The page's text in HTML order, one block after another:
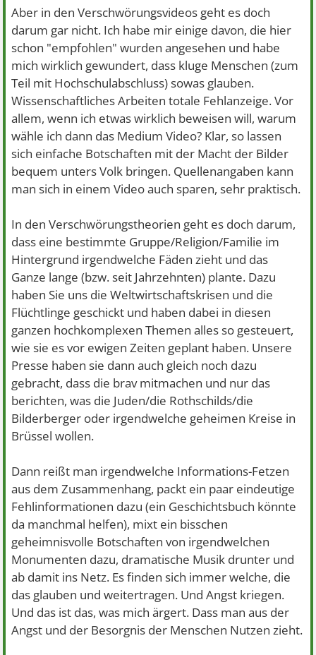
Aber in den Verschwörungsvideos geht es doch
darum gar nicht. Ich habe mir einige davon, die hier
schon "empfohlen" wurden angesehen und habe
mich wirklich gewundert, dass kluge Menschen (zum
Teil mit Hochschulabschluss) sowas glauben.
Wissenschaftliches Arbeiten totale Fehlanzeige. Vor
allem, wenn ich etwas wirklich beweisen will, warum
wähle ich dann das Medium Video? Klar, so lassen
sich einfache Botschaften mit der Macht der Bilder
bequem unters Volk bringen. Quellenangaben kann
man sich in einem Video auch sparen, sehr praktisch.
In den Verschwörungstheorien geht es doch darum,
dass eine bestimmte Gruppe/Religion/Familie im
Hintergrund irgendwelche Fäden zieht und das
Ganze lange (bzw. seit Jahrzehnten) plante. Dazu
haben Sie uns die Weltwirtschaftskrisen und die
Flüchtlinge geschickt und haben dabei in diesen
ganzen hochkomplexen Themen alles so gesteuert,
wie sie es vor ewigen Zeiten geplant haben. Unsere
Presse haben sie dann auch gleich noch dazu
gebracht, dass die brav mitmachen und nur das
berichten, was die Juden/die Rothschilds/die
Bilderberger oder irgendwelche geheimen Kreise in
Brüssel wollen.
Dann reißt man irgendwelche Informations-Fetzen
aus dem Zusammenhang, packt ein paar eindeutige
Fehlinformationen dazu (ein Geschichtsbuch könnte
da manchmal helfen), mixt ein bisschen
geheimnisvolle Botschaften von irgendwelchen
Monumenten dazu, dramatische Musik drunter und
ab damit ins Netz. Es finden sich immer welche, die
das glauben und weitertragen. Und Angst kriegen.
Und das ist das, was mich ärgert. Dass man aus der
Angst und der Besorgnis der Menschen Nutzen zieht.